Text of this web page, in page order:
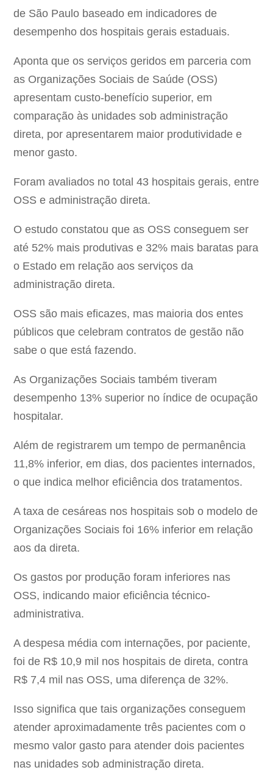
de São Paulo baseado em indicadores de
desempenho dos hospitais gerais estaduais.
Aponta que os serviços geridos em parceria com
as Organizações Sociais de Saúde (OSS)
apresentam custo-benefício superior, em
comparação às unidades sob administração
direta, por apresentarem maior produtividade e
menor gasto.
Foram avaliados no total 43 hospitais gerais, entre
OSS e administração direta.
O estudo constatou que as OSS conseguem ser
até 52% mais produtivas e 32% mais baratas para
o Estado em relação aos serviços da
administração direta.
OSS são mais eficazes, mas maioria dos entes
públicos que celebram contratos de gestão não
sabe o que está fazendo.
As Organizações Sociais também tiveram
desempenho 13% superior no índice de ocupação
hospitalar.
Além de registrarem um tempo de permanência
11,8% inferior, em dias, dos pacientes internados,
o que indica melhor eficiência dos tratamentos.
A taxa de cesáreas nos hospitais sob o modelo de
Organizações Sociais foi 16% inferior em relação
aos da direta.
Os gastos por produção foram inferiores nas
OSS, indicando maior eficiência técnico-
administrativa.
A despesa média com internações, por paciente,
foi de R$ 10,9 mil nos hospitais de direta, contra
R$ 7,4 mil nas OSS, uma diferença de 32%.
Isso significa que tais organizações conseguem
atender aproximadamente três pacientes com o
mesmo valor gasto para atender dois pacientes
nas unidades sob administração direta.